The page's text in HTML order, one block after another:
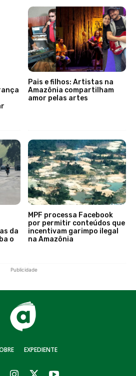
Pais e filhos: Artistas na
Amazônia compartilham
amor pelas artes
da
o
MPF processa Facebook
por permitir conteúdos que
incentivam garimpo ilegal
na Amazônia
Publicidade
EXPEDIENTE